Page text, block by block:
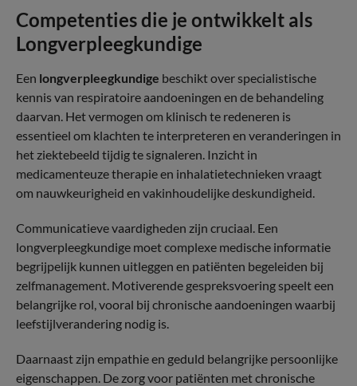
Competenties die je ontwikkelt als
Longverpleegkundige
Een longverpleegkundige beschikt over specialistische
kennis van respiratoire aandoeningen en de behandeling
daarvan. Het vermogen om klinisch te redeneren is
essentieel om klachten te interpreteren en veranderingen in
het ziektebeeld tijdig te signaleren. Inzicht in
medicamenteuze therapie en inhalatietechnieken vraagt
om nauwkeurigheid en vakinhoudelijke deskundigheid.
Communicatieve vaardigheden zijn cruciaal. Een
longverpleegkundige moet complexe medische informatie
begrijpelijk kunnen uitleggen en patiënten begeleiden bij
zelfmanagement. Motiverende gespreksvoering speelt een
belangrijke rol, vooral bij chronische aandoeningen waarbij
leefstijlverandering nodig is.
Daarnaast zijn empathie en geduld belangrijke persoonlijke
eigenschappen. De zorg voor patiënten met chronische